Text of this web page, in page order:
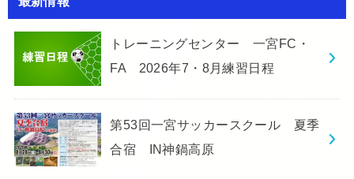
トレーニングセンター 一宮FC・
FA 2026年7・8月練習日程
第53回一宮サッカースクール 夏季
合宿 IN神鍋高原